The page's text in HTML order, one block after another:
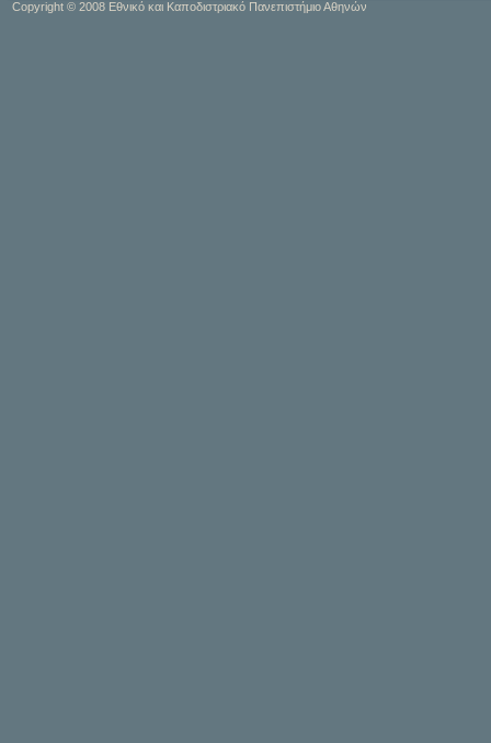
Copyright © 2008 Εθνικό και Καποδιστριακό Πανεπιστήμιο Αθηνών